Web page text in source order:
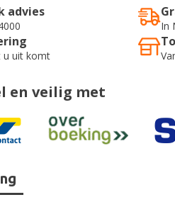
advies
In
u uit komt
en veilig met